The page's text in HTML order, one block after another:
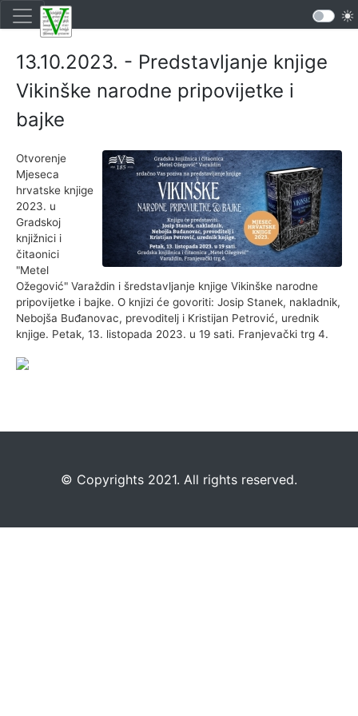
13.10.2023. - Predstavljanje knjige
Vikinške narodne pripovijetke i
bajke
Otvorenje
Mjeseca
hrvatske knjige
2023. u
Gradskoj
knjižnici i
čitaonici
"Metel
Ožegović" Varaždin i šredstavljanje knjige Vikinške narodne
pripovijetke i bajke. O knjizi će govoriti: Josip Stanek, nakladnik,
Nebojša Buđanovac, prevoditelj i Kristijan Petrović, urednik
knjige. Petak, 13. listopada 2023. u 19 sati. Franjevački trg 4.
©️ Copyrights 2021. All rights reserved.